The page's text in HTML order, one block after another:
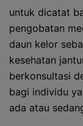
untuk dicatat
pengobatan
daun kelor
kesehatan
berkonsultasi
bagi individu
ada atau